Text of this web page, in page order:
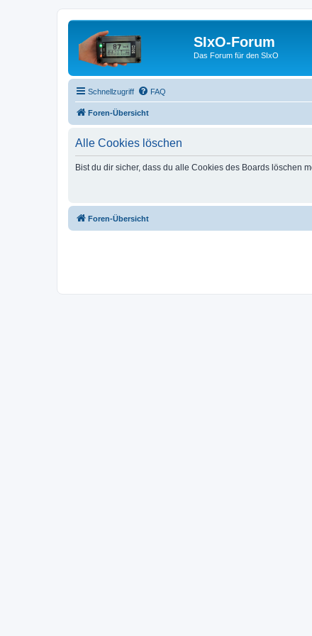
SIxO-Forum
Das Forum für den SIxO
Schnellzugriff FAQ
Foren-Übersicht
Alle Cookies löschen
Bist du dir sicher, dass du alle Cookies des Boards löschen
Foren-Übersicht